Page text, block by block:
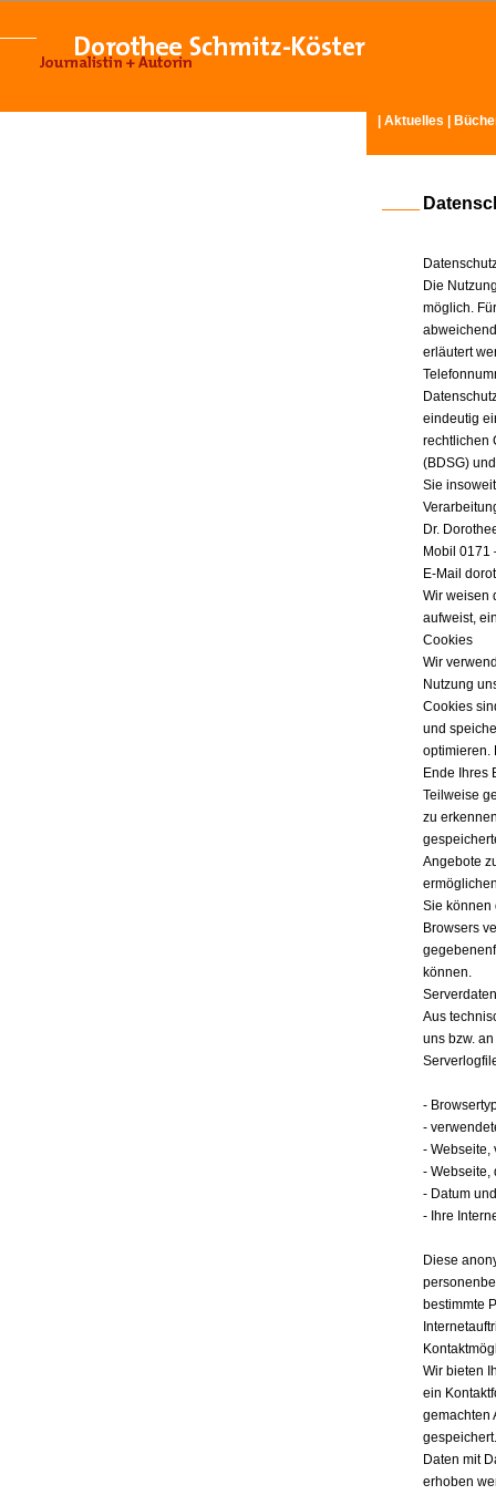
Aktuelles
Die
möglich.
erläutert
eindeutig
rechtlichen
(BDSG)
Sie
Dr.
Mobil 0171
E-Mail
Wir weisen
aufweist,
Cookies
Wir
Nutzung
Cookies
und
optimieren.
Ende Ihres
Teilweise
zu
Angebote
Sie können
Browsers
können.
Serverdaten
Aus
uns bzw.
-
-
- Webseite,
- Webseite,
- Datum
- Ihre
Diese
bestimmte
Wir bieten
ein
gemachten
Daten mit
erhoben